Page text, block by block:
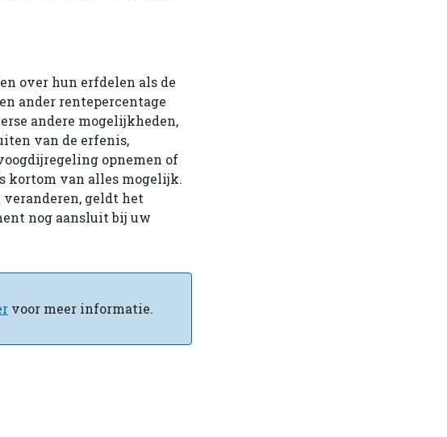
over hun erfdelen als de
ander rentepercentage
andere mogelijkheden,
van de erfenis,
opnemen of
kortom van alles mogelijk.
geldt het
nog aansluit bij uw
voor meer informatie.